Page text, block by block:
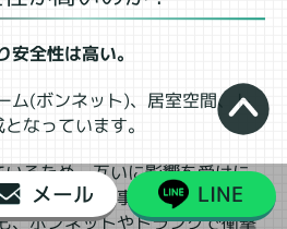
メール LINE
全性は高い。
ム(ボンネット)、居室空間、ト
なっています。
るため、互いに影響を受けに
。ですから事故などで前方や
、ボンネットやトランクで衝撃